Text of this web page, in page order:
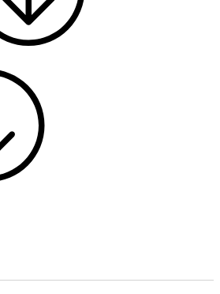
modulerGäng- och borrenheter